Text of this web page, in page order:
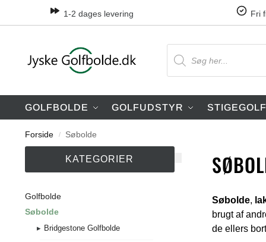
1-2 dages levering Fri
GOLFBOLDE GOLFUDSTYR STIGEGOLF
Forside / Søbolde
Søbolde,
brugt af
de ellers
KATEGORIER
Golfbolde
Søbolde
Bridgestone Golfbolde